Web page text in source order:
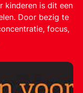
kinderen is dit een
Door bezig te
focus,